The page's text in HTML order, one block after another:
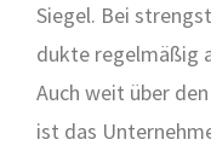
Sie­gel. Bei
duk­te regel­mä­ßig
Auch weit über
ist das